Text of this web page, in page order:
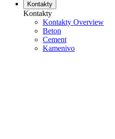
Kontakty
Kontakty
Kontakty Overview
Beton
Cement
Kamenivo